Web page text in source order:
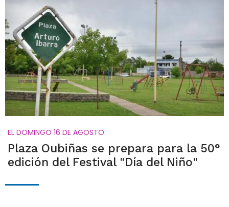
EL DOMINGO 16 DE AGOSTO
Plaza Oubiñas se prepara para la 50°
edición del Festival "Día del Niño"